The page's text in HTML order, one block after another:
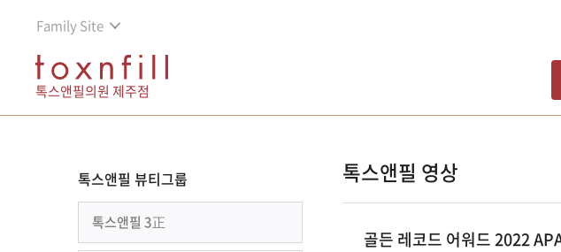
Family Site
톡스앤필의원 제주점
톡스앤필 뷰티그룹
톡스앤필 3正
톡스앤필 영상
골든 레코드 어워드 2022